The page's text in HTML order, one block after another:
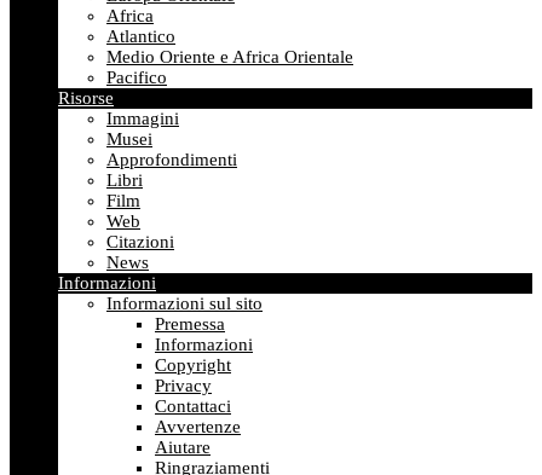
Africa
Atlantico
Medio Oriente e Africa Orientale
Pacifico
Risorse
Immagini
Musei
Approfondimenti
Libri
Film
Web
Citazioni
News
Informazioni
Informazioni sul sito
Premessa
Informazioni
Copyright
Privacy
Contattaci
Avvertenze
Aiutare
Ringraziamenti